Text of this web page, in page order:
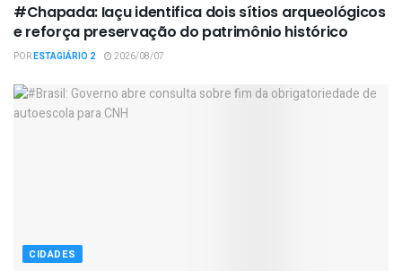
#Chapada: Iaçu identifica dois sítios arqueológicos
e reforça preservação do patrimônio histórico
PORESTAGIÁRIO 2 2026/08/07
CIDADES